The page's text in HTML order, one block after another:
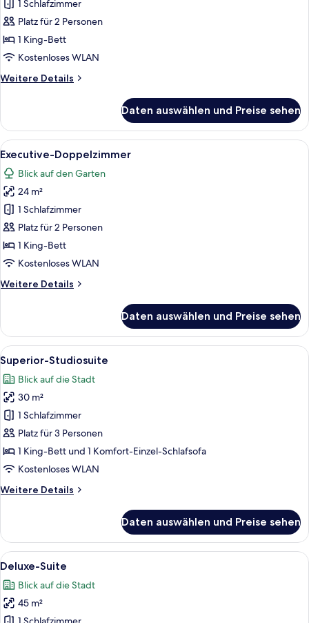
Doppelzimmer
anzeigen
1 Schlafzimmer
Platz für 2 Personen
1 King-Bett
Kostenloses WLAN
Weitere Details
Weitere
Doppelzimmer
Daten auswählen und Preise sehen
Alle
Fotos
für
Executive-
Doppelzimmer
anzeigen
Ein modernes Hotelzimmer mit
1
Executive-Doppelzimmer
Blick auf den Garten
24 m²
1 Schlafzimmer
Platz für 2 Personen
1 King-Bett
Kostenloses WLAN
Weitere Details
Weitere
Doppelzimmer
Daten auswählen und Preise sehen
Alle
Fotos
für
Superior-
Studiosuite
anzeigen
Ein modernes Hotelzimmer mit
3
Superior-Studiosuite
Blick auf die Stadt
30 m²
1 Schlafzimmer
Platz für 3 Personen
1 King-Bett und 1 Komfort-Einzel-Schlafsofa
Kostenloses WLAN
Weitere Details
Weitere
Studiosuite
Daten auswählen und Preise sehen
Alle
Fotos
für
Deluxe-
Ein modernes Hotelzimmer mit
5
Deluxe-Suite
Blick auf die Stadt
45 m²